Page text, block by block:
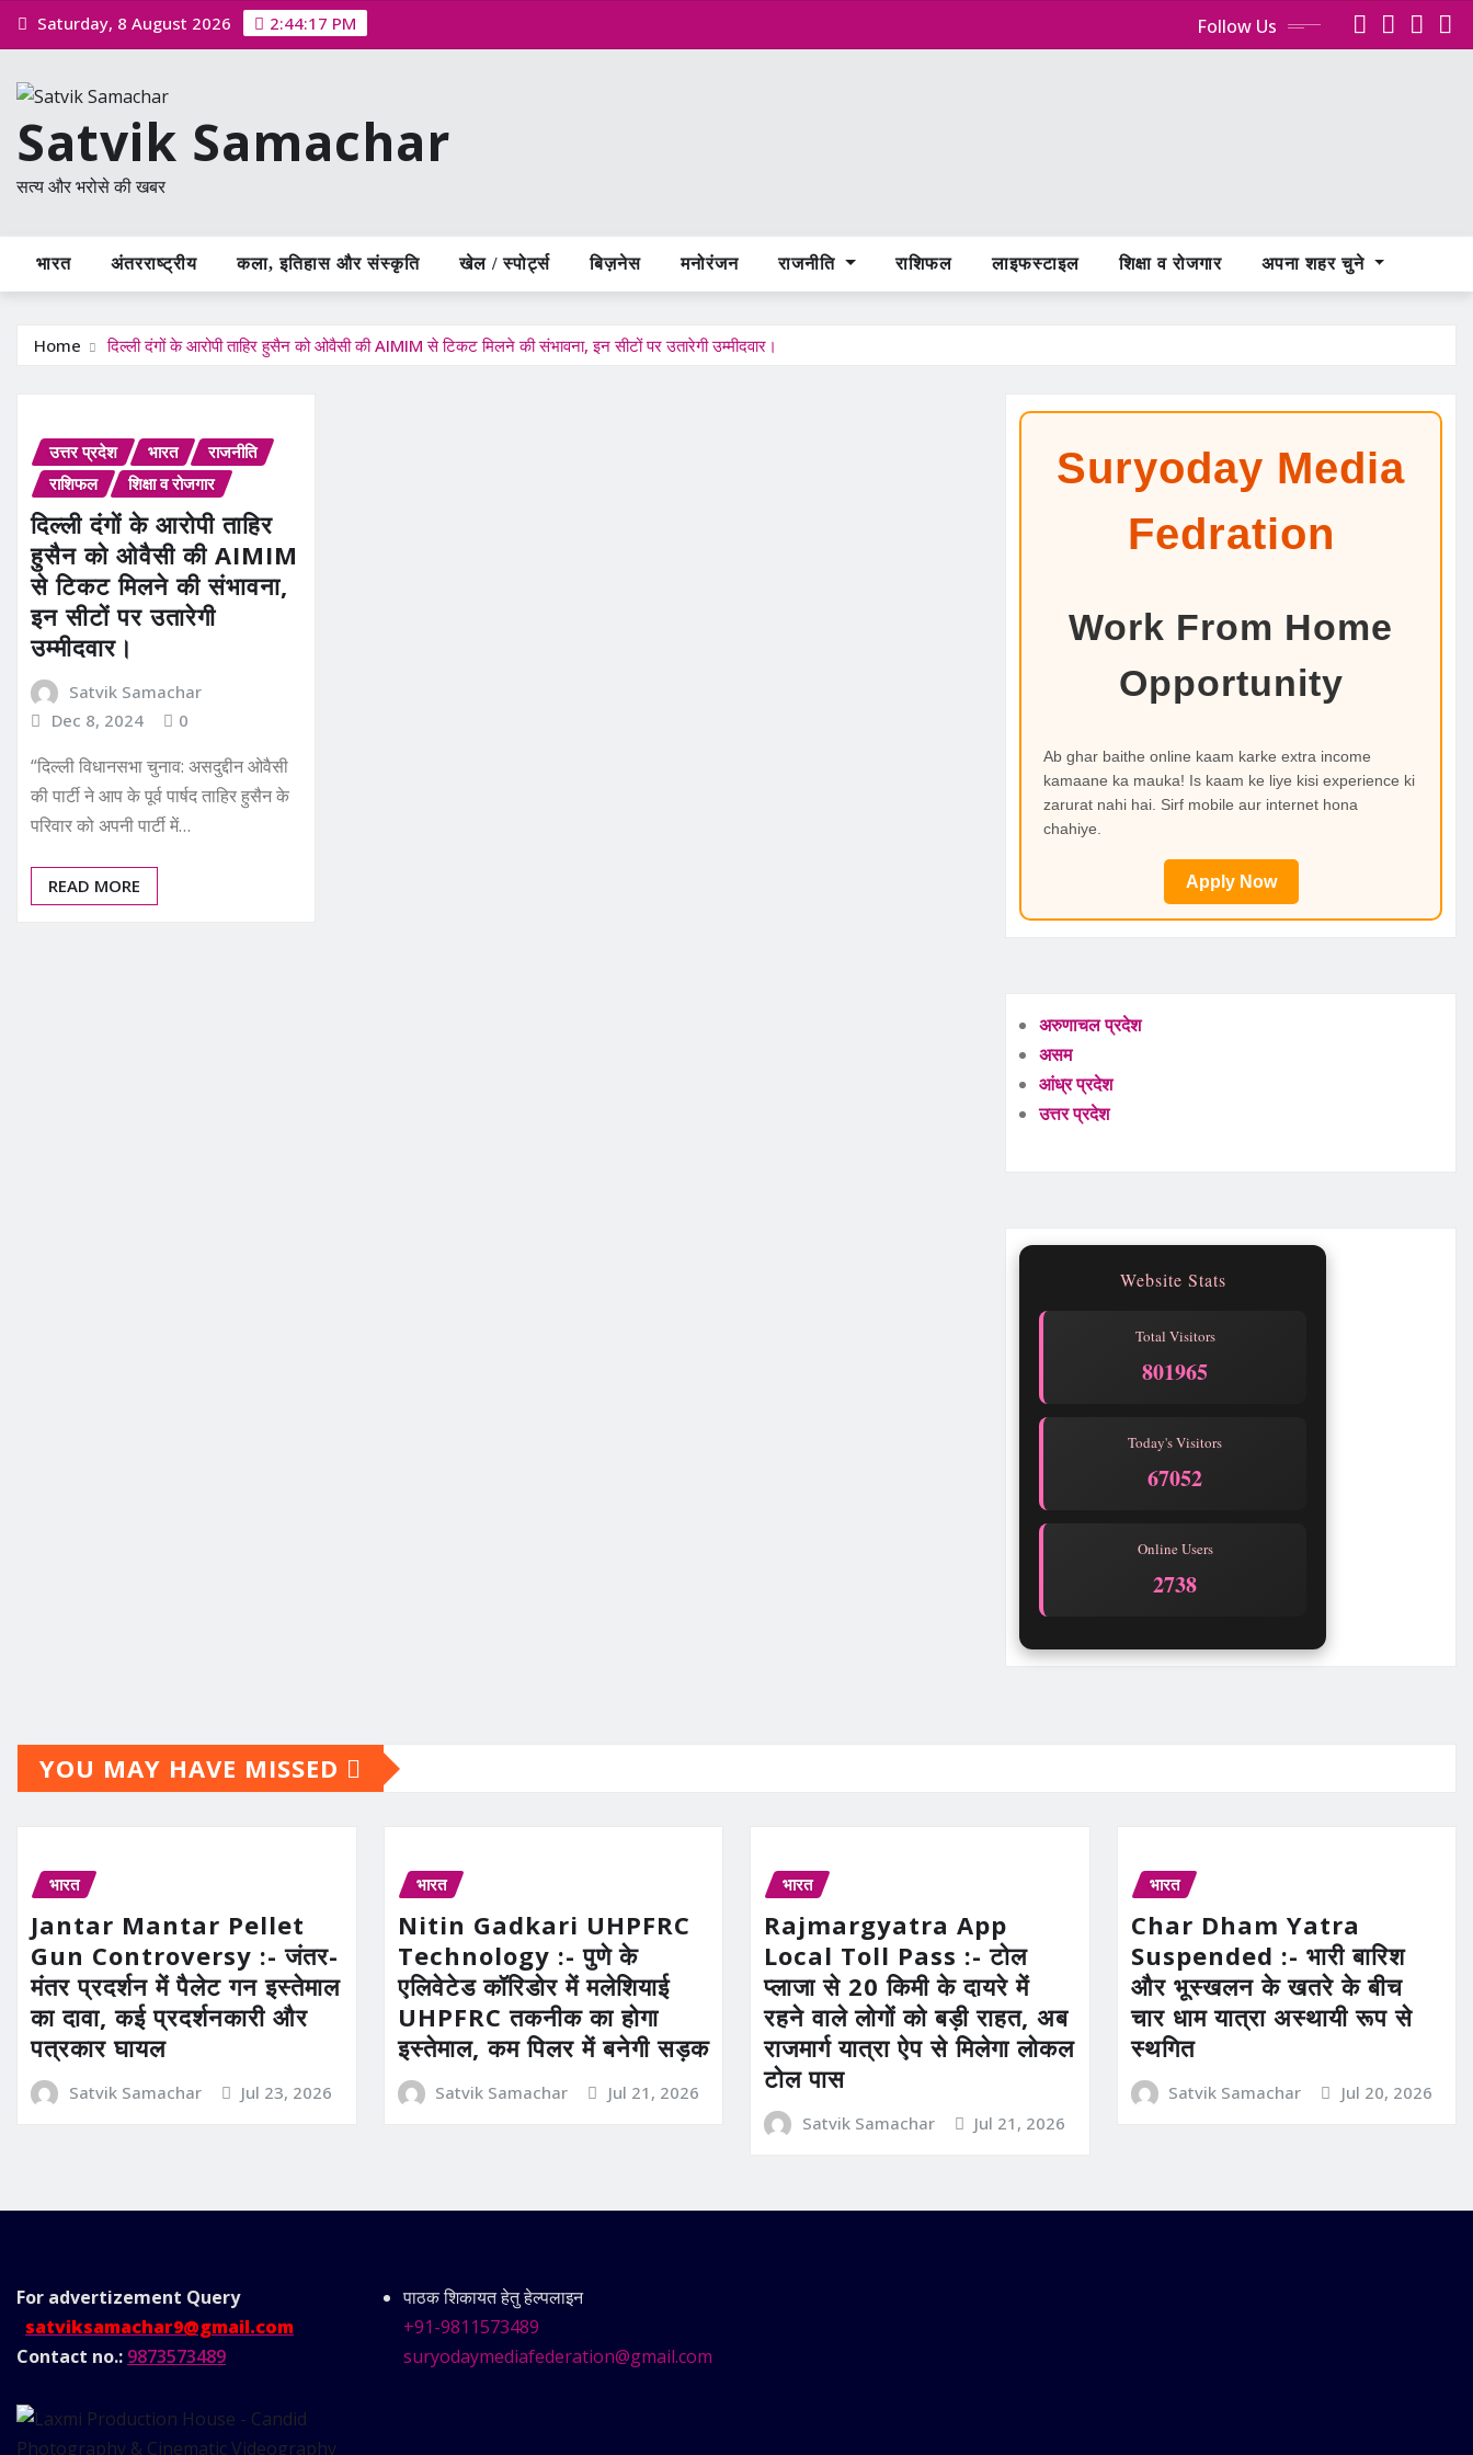
Skip Saturday, 8 August 2026 2:44:18 PM Follow Us
Satvik Samachar
सत्य और भरोसे की खबर
भारत अंतरराष्ट्रीय कला, इतिहास और संस्कृति खेल / स्पोर्ट्स बिज़नेस मनोरंजन राजनीति राशिफल लाइफस्टाइल शिक्षा व रोजगार अपना शहर चुने
Home दिल्ली दंगों के आरोपी ताहिर हुसैन को ओवैसी की AIMIM से टिकट मिलने की संभावना, इन सीटों पर उतारेगी उम्मीदवार।
उत्तर प्रदेश भारत
राजनीति
राशिफल
शिक्षा व रोजगार
दिल्ली दंगों के आरोपी ताहिर
हुसैन को ओवैसी की AIMIM
से टिकट मिलने की संभावना,
इन सीटों पर उतारेगी
उम्मीदवार।
Satvik Samachar
Dec 8, 2024
0
“दिल्ली विधानसभा चुनाव: असदुद्दीन ओवैसी
की पार्टी ने आप के पूर्व पार्षद ताहिर हुसैन के
परिवार को अपनी पार्टी में…
READ MORE
Suryoday Media
Fedration
Work From Home
Opportunity
Ab ghar baithe online kaam karke extra income
kamaane ka mauka! Is kaam ke liye kisi experience ki
zarurat nahi hai. Sirf mobile aur internet hona
chahiye.
Apply Now
अरुणाचल प्रदेश
असम
आंध्र प्रदेश
उत्तर प्रदेश
Website Stats
Total Visitors
801965
Today's Visitors
67052
Online Users
2738
YOU MAY HAVE MISSED
भारत
Jantar Mantar Pellet
Gun Controversy :- जंतर-
मंतर प्रदर्शन में पैलेट गन इस्तेमाल
का दावा, कई प्रदर्शनकारी और
पत्रकार घायल
Satvik Samachar Jul 23, 2026
भारत
Nitin Gadkari UHPFRC
Technology :- पुणे के
एलिवेटेड कॉरिडोर में मलेशियाई
UHPFRC तकनीक का होगा
इस्तेमाल, कम पिलर में बनेगी सड़क
Satvik Samachar Jul 21, 2026
भारत
Rajmargyatra App
Local Toll Pass :- टोल
प्लाजा से 20 किमी के दायरे में
रहने वाले लोगों को बड़ी राहत, अब
राजमार्ग यात्रा ऐप से मिलेगा लोकल
टोल पास
Satvik Samachar Jul 21, 2026
भारत
Char Dham Yatra
Suspended :- भारी बारिश
और भूस्खलन के खतरे के बीच
चार धाम यात्रा अस्थायी रूप से
स्थगित
Satvik Samachar Jul 20, 2026
For advertizement Query
satviksamachar9@gmail.com
Contact no.: 9873573489
पाठक शिकायत हेतु हेल्पलाइन
+91-9811573489
suryodaymediafederation@gmail.com